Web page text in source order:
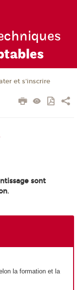
et s'inscrire
sont
.
la formation et la